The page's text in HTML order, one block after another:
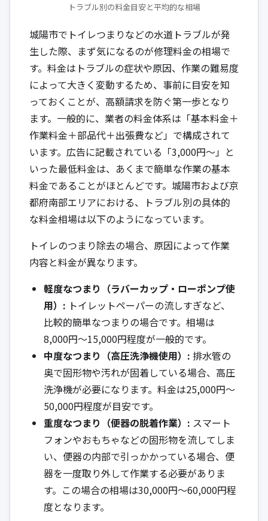
トラブル別の料金目安と平均的な相場
城陽市でトイレつまりなどの水道トラブルが発
生した際、まず気になるのが修理料金の相場で
す。料金はトラブルの症状や原因、作業の難易度
によって大きく変動するため、事前に目安を知
っておくことが、高額請求を防ぐ第一歩となり
ます。一般的に、業者の料金体系は「基本料金＋
作業料金＋部品代＋出張費など」で構成されて
います。広告に記載されている「3,000円〜」と
いった最低料金は、あくまで簡単な作業の基本
料金であることがほとんどです。城陽市および京
都府南部エリアにおける、トラブル別の具体的
な料金相場は以下のようになっています。
トイレのつまり除去の場合、原因によって作業
内容と料金が異なります。
軽度なつまり（ラバーカップ・ローポンプ使
用）: トイレットペーパーの流しすぎなど、
比較的簡単なつまりの場合です。相場は
8,000円〜15,000円程度が一般的です。
中度なつまり（高圧洗浄機使用）: 排水管の
奥で固形物や汚れが固着している場合、高圧
洗浄機が必要になります。料金は25,000円〜
50,000円程度が目安です。
重度なつまり（便器の脱着作業）: スマート
フォンやおもちゃなどの固形物を流してしま
い、便器の内部で引っかかっている場合、便
器を一度取り外して作業する必要がありま
す。この場合の相場は30,000円〜60,000円程
度となります。